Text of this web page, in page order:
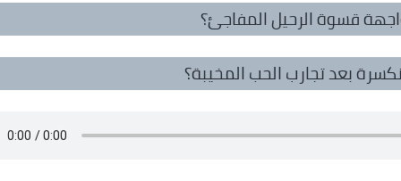
قسوة الرحيل المفاجئ؟
بعد تجارب الحب المخيبة؟